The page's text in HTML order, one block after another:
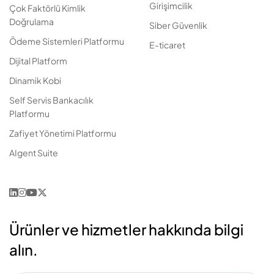
Çok Faktörlü Kimlik
Doğrulama
Ödeme Sistemleri Platformu
Dijital Platform
Dinamik Kobi
Self Servis Bankacılık
Platformu
Zafiyet Yönetimi Platformu
AIgent Suite
Girişimcilik
Siber Güvenlik
E-ticaret
Ürünler ve hizmetler hakkında bilgi
alın.